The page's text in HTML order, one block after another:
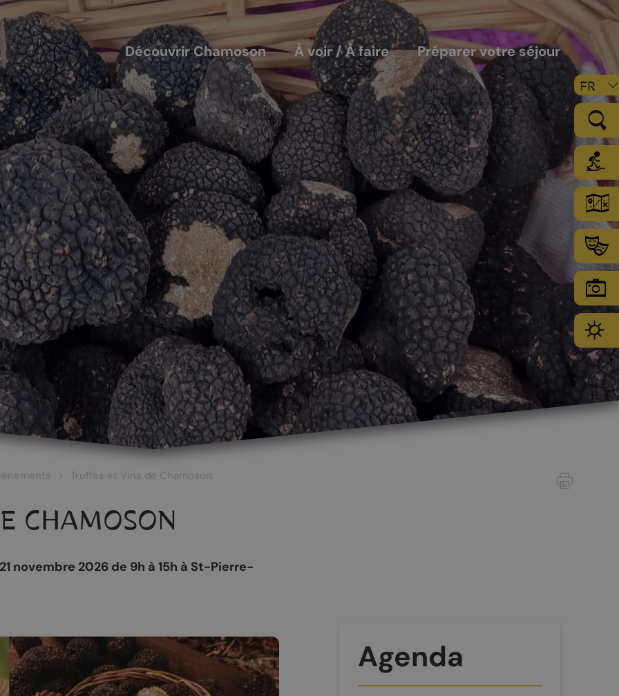
Découvrir Chamoson À voir / À faire Préparer votre séjour
nique
NOS ACTEURS
Les entreprises
Les sociétés locales
Les caves
L'AVTC
Le GACIC
Les structures viticoles
LE VIGNOBLE
Les sols
Le climat
Les secteurs d’encépagement
Chamoson Grand Cru
L’environnement une priorité
Pierre
du Livre
Sentier du Cep à la Cime
Rando dans le vignoble
L’escalade
Le centre nordique
FR
Truffes et Vins de Chamoson
CHAMOSON
novembre 2026 de 9h à 15h à St-Pierre-
Agenda